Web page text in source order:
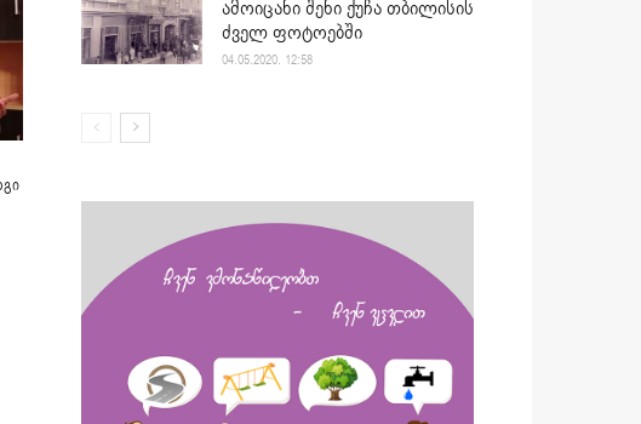
ამოიცანი შენი ქუჩა თბილისის
ძველ ფოტოებში
04.05.2020. 12:58